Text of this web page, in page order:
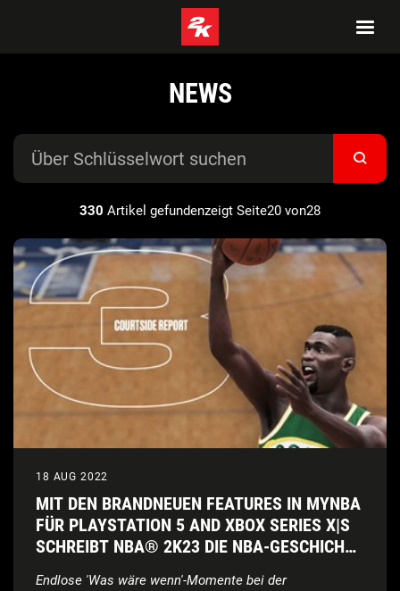
NEWS
330 Artikel gefundenzeigt Seite20 von28
18 AUG 2022
MIT DEN BRANDNEUEN FEATURES IN MYNBA
FÜR PLAYSTATION 5 AND XBOX SERIES X|S
SCHREIBT NBA® 2K23 DIE NBA-GESCHICHTE
Endlose 'Was wäre wenn'-Momente bei der